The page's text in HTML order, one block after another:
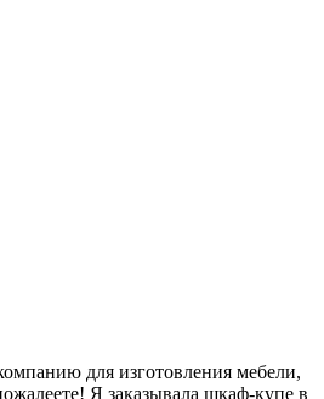
для изготовления мебели,
Я заказывала шкаф-купе в